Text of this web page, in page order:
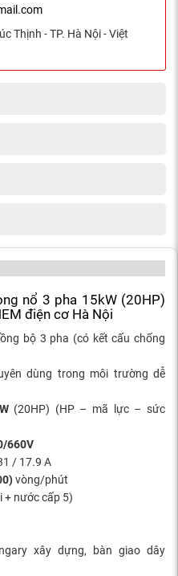
Thịnh - TP. Hà Nội - Việt
nổ 3 pha 15kW (20HP)
điện cơ Hà Nội
bộ 3 pha (có kết cấu chống
dùng trong môi trường dễ
(20HP) (HP – mã lực – sức
660V
/ 17.9 A
vòng/phút
+ nước cấp 5)
xây dựng, bàn giao dây